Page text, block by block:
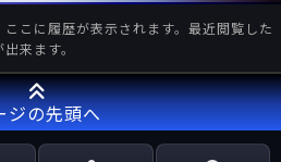
こに履歴が表示されます。最近閲覧した
来ます。
ジの先頭へ